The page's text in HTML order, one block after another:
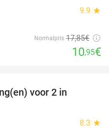
9.9 star
Normalpris 17,85€
10,95€
voor 2 in
8.3 star